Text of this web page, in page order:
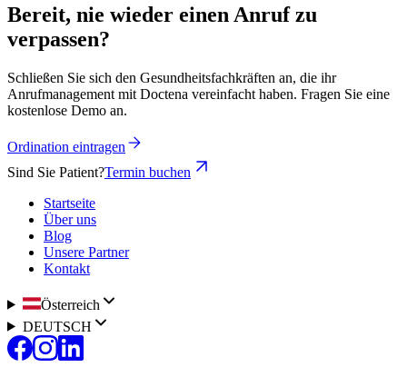
Bereit, nie wieder einen Anruf zu
verpassen?
Schließen Sie sich den Gesundheitsfachkräften an, die ihr
Anrufmanagement mit Doctena vereinfacht haben. Fragen Sie eine
kostenlose Demo an.
Ordination eintragen
Sind Sie Patient?Termin buchen
Startseite
Über uns
Blog
Unsere Partner
Kontakt
Österreich
DEUTSCH